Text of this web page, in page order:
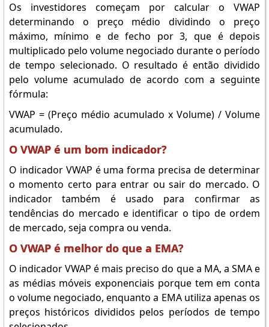
Os investidores começam por calcular o VWAP
determinando o preço médio dividindo o preço
máximo, mínimo e de fecho por 3, que é depois
multiplicado pelo volume negociado durante o período
de tempo selecionado. O resultado é então dividido
pelo volume acumulado de acordo com a seguinte
fórmula:
VWAP = (Preço médio acumulado x Volume) / Volume
acumulado.
O VWAP é um bom indicador?
O indicador VWAP é uma forma precisa de determinar
o momento certo para entrar ou sair do mercado. O
indicador também é usado para confirmar as
tendências do mercado e identificar o tipo de ordem
de mercado, seja compra ou venda.
O VWAP é melhor do que a EMA?
O indicador VWAP é mais preciso do que a MA, a SMA e
as médias móveis exponenciais porque tem em conta
o volume negociado, enquanto a EMA utiliza apenas os
preços históricos divididos pelos períodos de tempo